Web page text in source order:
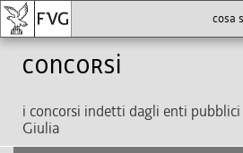
Concorsi
i concorsi indetti dagli enti pubblici
Giulia